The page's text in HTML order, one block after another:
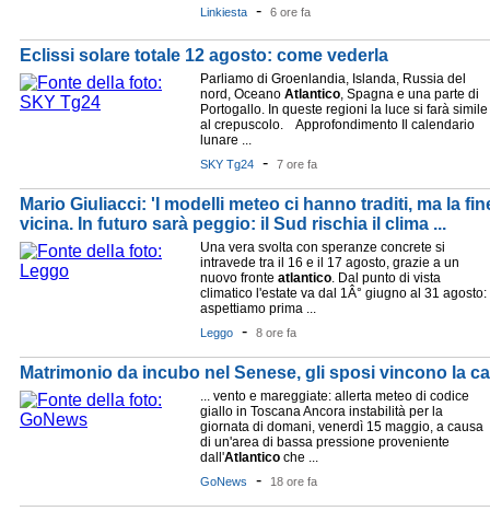
Linkiesta - 6 ore fa
Eclissi solare totale 12 agosto: come vederla
Parliamo di Groenlandia, Islanda, Russia del
nord, Oceano Atlantico, Spagna e una parte di
Portogallo. In queste regioni la luce si farà simile
al crepuscolo. Approfondimento Il calendario
lunare ...
SKY Tg24 - 7 ore fa
Mario Giuliacci: 'I modelli meteo ci hanno traditi, ma la
vicina. In futuro sarà peggio: il Sud rischia il clima ...
Una vera svolta con speranze concrete si
intravede tra il 16 e il 17 agosto, grazie a un
nuovo fronte atlantico. Dal punto di vista
climatico l'estate va dal 1Â° giugno al 31 agosto:
aspettiamo prima ...
Leggo - 8 ore fa
Matrimonio da incubo nel Senese, gli sposi vincono la
... vento e mareggiate: allerta meteo di codice
giallo in Toscana Ancora instabilità per la
giornata di domani, venerdì 15 maggio, a causa
di un'area di bassa pressione proveniente
dall'Atlantico che ...
GoNews - 18 ore fa